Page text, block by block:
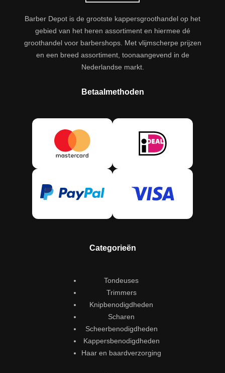
Barber Depot is de grootste kappersgroothandel op het
gebied van het heren assortiment en hiermee dé
groothandel voor barbershops. Met vlijmscherpe prijzen
en een breed assortiment, toonaangevend in de
Nederlandse markt.
Betaalmethoden
Categorieën
Tondeuses
Trimmers
Knipbenodigdheden
Scharen
Scheerbenodigdheden
Kappersbenodigdheden
Haar en baardverzorging